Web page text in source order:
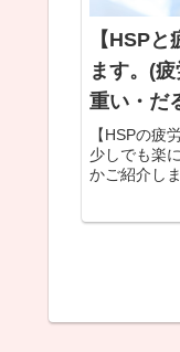
【HSP
ます。(
重い・だ
てない)
【HSPの疲
少しでも楽
かご紹介しま